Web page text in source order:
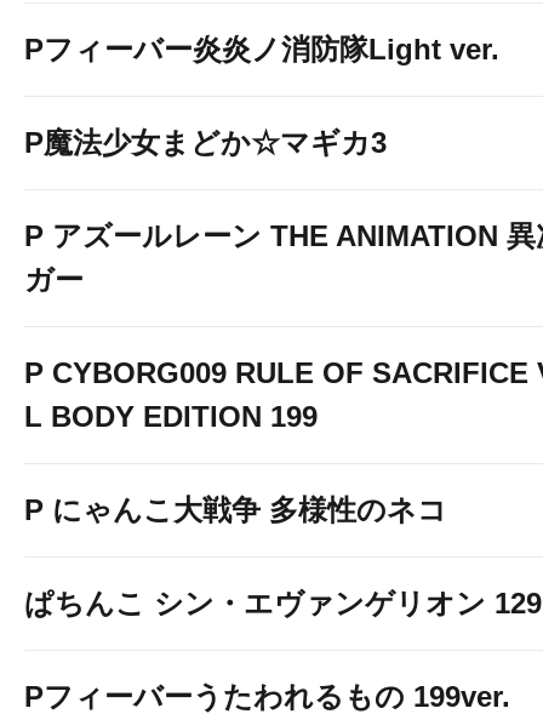
Pフィーバー炎炎ノ消防隊Light ver.
P魔法少女まどか☆マギカ3
P アズールレーン THE ANIMATION
ガー
P CYBORG009 RULE OF SACRIFICE
L BODY EDITION 199
P にゃんこ大戦争 多様性のネコ
ぱちんこ シン・エヴァンゲリオン
Pフィーバーうたわれるもの 199ver.